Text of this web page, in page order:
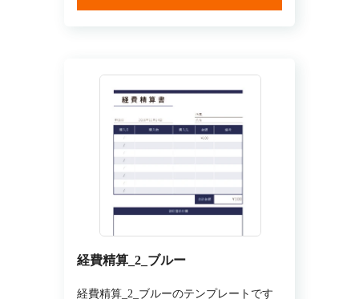
経費精算_2_ブルー
経費精算_2_ブルーのテンプレートです